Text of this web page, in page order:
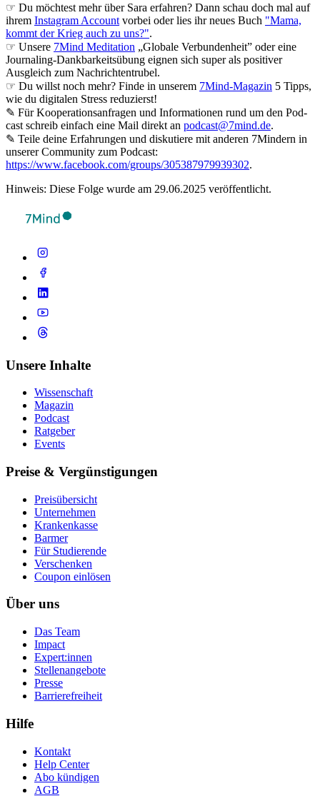
☞ Du möchtest mehr über Sara erfahren? Dann schau doch mal auf
ihrem Instagram Account vorbei oder lies ihr neues Buch "Mama,
kommt der Krieg auch zu uns?".
☞ Unsere 7Mind Meditation „Globale Verbundenheit” oder eine
Journaling-Dankbarkeitsübung eignen sich super als positiver
Ausgleich zum Nachrichtentrubel.
☞ Du willst noch mehr? Finde in unserem 7Mind-Magazin 5 Tipps,
wie du digitalen Stress reduzierst!
✎ Für Koope­ra­ti­ons­an­fra­gen und Infor­ma­tio­nen rund um den Pod­
cast schreib ein­fach eine Mail direkt an podcast@7mind.de.
✎ Teile deine Erfahrungen und diskutiere mit anderen 7Mindern in
unserer Community zum Podcast:
https://www.facebook.com/groups/305387979939302.
Hinweis: Diese Folge wurde am 29.06.2025 veröffentlicht.
Unsere Inhalte
Wissenschaft
Magazin
Podcast
Ratgeber
Events
Preise & Vergünstigungen
Preisübersicht
Unternehmen
Krankenkasse
Barmer
Für Studierende
Ver­schen­ken
Coupon einlösen
Über uns
Das Team
Impact
Expert:innen
Stellenangebote
Presse
Barrierefreiheit
Hilfe
Kontakt
Help Center
Abo kündigen
AGB